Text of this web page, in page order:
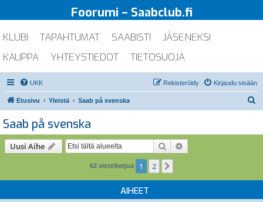
Foorumi – Saabclub.fi
KLUBI TAPAHTUMAT SAABISTI
JÄSENEKSI
KAUPPA
YHTEYSTIEDOT TIETOSUOJA
UKK Kirjaudu sisään
Rekisteröidy
Etusivu Yleistä Saab på svenska
Saab på svenska
Uusi Aihe Etsi
62 viestiketjua 1 2
AIHEET